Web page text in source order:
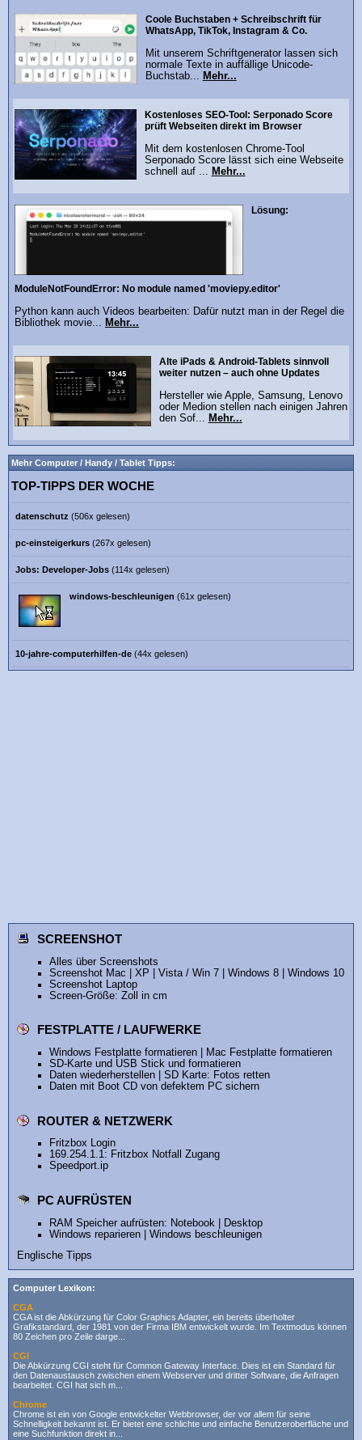
Coole Buchstaben + Schreibschrift für
WhatsApp, TikTok, Instagram & Co.
Mit unserem Schriftgenerator lassen sich
normale Texte in auffällige Unicode-
Buchstab... Mehr...
Kostenloses SEO-Tool: Serponado Score
prüft Webseiten direkt im Browser
Mit dem kostenlosen Chrome-Tool
Serponado Score lässt sich eine Webseite
schnell auf ... Mehr...
Lösung:
ModuleNotFoundError: No module named 'moviepy.editor'
Python kann auch Videos bearbeiten: Dafür nutzt man in der Regel die
Bibliothek movie... Mehr...
Alte iPads & Android‑Tablets sinnvoll
weiter nutzen – auch ohne Updates
Hersteller wie Apple, Samsung, Lenovo
oder Medion stellen nach einigen Jahren
den Sof... Mehr...
Mehr Computer / Handy / Tablet Tipps:
TOP-TIPPS DER WOCHE
datenschutz (506x gelesen)
pc-einsteigerkurs (267x gelesen)
Jobs: Developer-Jobs (114x gelesen)
windows-beschleunigen (61x gelesen)
10-jahre-computerhilfen-de (44x gelesen)
SCREENSHOT
Alles über Screenshots
Screenshot Mac
XP Vista / Win 7 Windows 8
Windows 10
Screenshot Laptop
Screen-Größe: Zoll in cm
FESTPLATTE / LAUFWERKE
Windows Festplatte formatieren
Mac Festplatte formatieren
SD-Karte und USB Stick und formatieren
Daten wiederherstellen
SD Karte: Fotos retten
Daten mit Boot CD von defektem PC sichern
ROUTER & NETZWERK
Fritzbox Login
169.254.1.1: Fritzbox Notfall Zugang
Speedport.ip
PC AUFRÜSTEN
RAM Speicher aufrüsten: Notebook
Desktop
Windows reparieren
Windows beschleunigen
Englische Tipps
Computer Lexikon:
CGA
CGA ist die Abkürzung für Color Graphics Adapter, ein bereits überholter
Grafikstandard, der 1981 von der Firma IBM entwickelt wurde. Im Textmodus können
80 Zeichen pro Zeile darge...
CGI
Die Abkürzung CGI steht für Common Gateway Interface. Dies ist ein Standard für
den Datenaustausch zwischen einem Webserver und dritter Software, die Anfragen
bearbeitet. CGI hat sich m...
Chrome
Chrome ist ein von Google entwickelter Webbrowser, der vor allem für seine
Schnelligkeit bekannt ist. Er bietet eine schlichte und einfache Benutzeroberfläche und
eine Suchfunktion direkt in...